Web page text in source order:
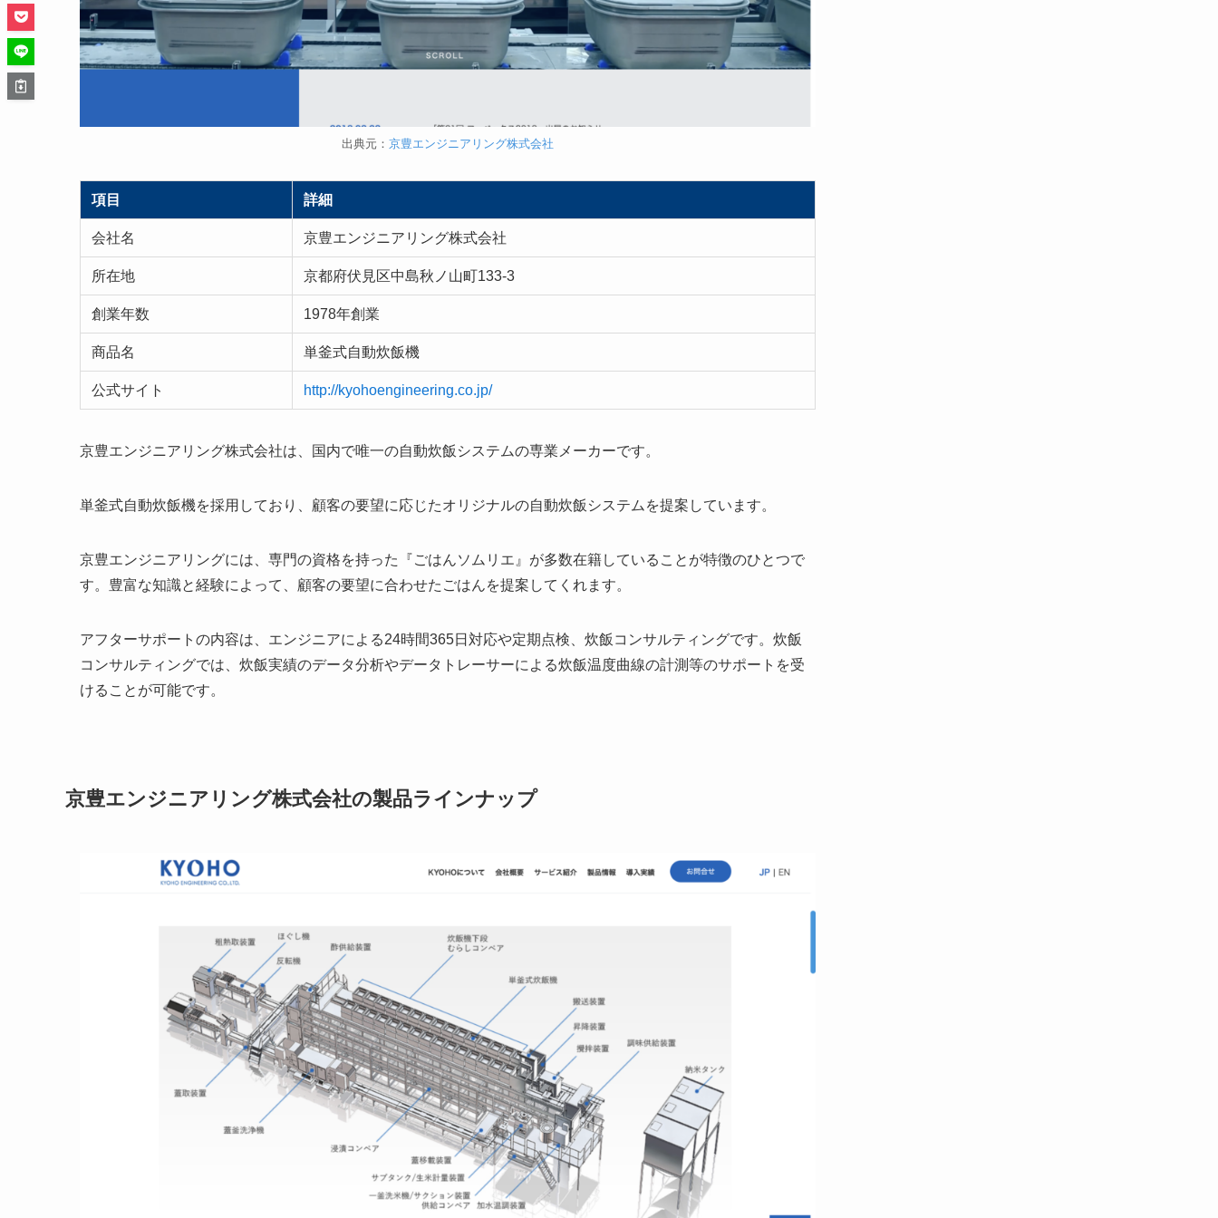
出典元： 京豊エンジニアリング株式会社
項目 詳細
会社名 京豊エンジニアリング株式会社
所在地 京都府伏見区中島秋ノ山町133-3
創業年数 1978年創業
商品名 単釜式自動炊飯機
公式サイト http://kyohoengineering.co.jp/
京豊エンジニアリング株式会社は、国内で唯一の自動炊飯システムの専業メーカーです。
単釜式自動炊飯機を採用しており、顧客の要望に応じたオリジナルの自動炊飯システムを提案しています。
京豊エンジニアリングには、専門の資格を持った『ごはんソムリエ』が多数在籍していることが特徴のひとつで
す。豊富な知識と経験によって、顧客の要望に合わせたごはんを提案してくれます。
アフターサポートの内容は、エンジニアによる24時間365日対応や定期点検、炊飯コンサルティングです。炊飯
コンサルティングでは、炊飯実績のデータ分析やデータトレーサーによる炊飯温度曲線の計測等のサポートを受
けることが可能です。
京豊エンジニアリング株式会社の製品ラインナップ